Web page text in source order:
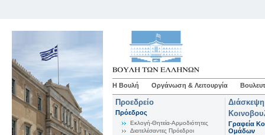
Η Βουλή Οργάνωση & Λειτουργία
Προεδρείο
Πρόεδρος
Εκλογή-Θητεία-Αρμοδιότητες
Διατελέσαντες Πρόεδροι
Γραφεία
Ομάδων